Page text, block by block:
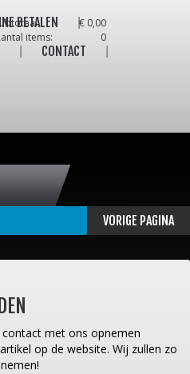
BETALEN
CONTACT
€ 0,00
items:
0
VORIGE PAGINA
met ons opnemen
op de website. Wij zullen zo